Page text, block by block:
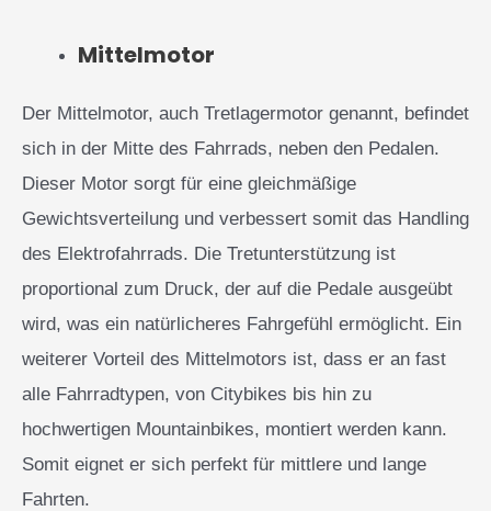
Mittelmotor
Der Mittelmotor, auch Tretlagermotor genannt, befindet
sich in der Mitte des Fahrrads, neben den Pedalen.
Dieser Motor sorgt für eine gleichmäßige
Gewichtsverteilung und verbessert somit das Handling
des Elektrofahrrads. Die Tretunterstützung ist
proportional zum Druck, der auf die Pedale ausgeübt
wird, was ein natürlicheres Fahrgefühl ermöglicht. Ein
weiterer Vorteil des Mittelmotors ist, dass er an fast
alle Fahrradtypen, von Citybikes bis hin zu
hochwertigen Mountainbikes, montiert werden kann.
Somit eignet er sich perfekt für mittlere und lange
Fahrten.